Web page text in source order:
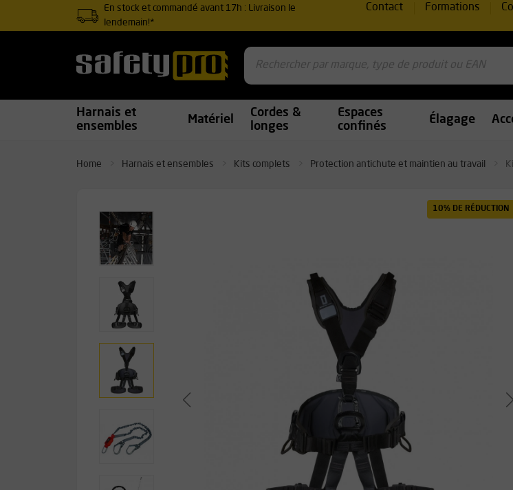
En stock et commandé avant 17h : Livraison le
lendemain!*
Contact Formations
Harnais et
ensembles
Matériel
Cordes &
longes
Espaces
confinés
Élagage
Home Harnais et ensembles Kits complets Protection antichute et maintien au travail
10% DE RÉDUCTION